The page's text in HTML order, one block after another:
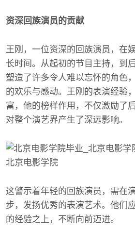
资深回族演员的贡献
王刚，一位资深的回族演员，在
长时间。从起初的节目主持，到
塑造了许多令人难以忘怀的角色
的欢乐与感动。王刚的表演经验
富，他的榜样作用，不仅激励了
对整个演艺界产生了深远影响。
这警示着年轻的回族演员，需在
步，发扬优秀的表演艺术。他们
的经验之上，不断向前迈进。